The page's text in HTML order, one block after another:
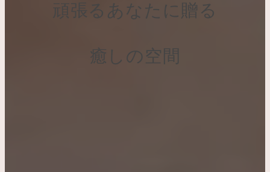
頑張るあなたに贈る
癒しの空間
頑張るあなたに
贈る癒しの空間
頑張るあなたに贈る
癒しの空間